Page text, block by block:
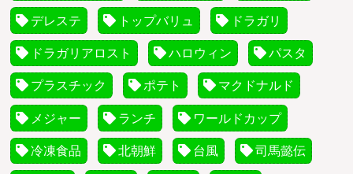
デレステ トップバリュ ドラガリ
ドラガリアロスト ハロウィン パスタ
プラスチック ポテト マクドナルド
メジャー ランチ ワールドカップ
冷凍食品 北朝鮮 台風 司馬懿伝